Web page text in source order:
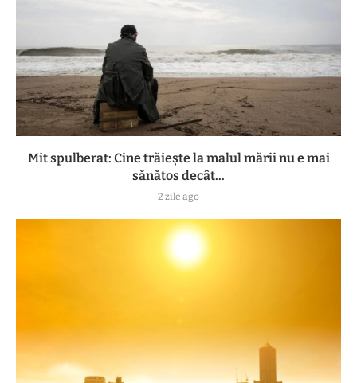
Mit spulberat: Cine trăiește la malul mării nu e mai
sănătos decât...
2 zile ago